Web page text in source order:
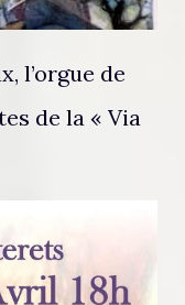
l’orgue de
de la « Via